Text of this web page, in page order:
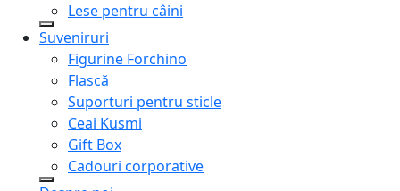
Lese pentru câini
Suveniruri
Figurine Forchino
Flască
Suporturi pentru sticle
Ceai Kusmi
Gift Box
Cadouri corporative